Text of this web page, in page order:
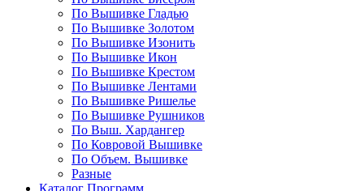
По Вышивке Гладью
По Вышивке Золотом
По Вышивке Изонить
По Вышивке Икон
По Вышивке Крестом
По Вышивке Лентами
По Вышивке Ришелье
По Вышивке Рушников
По Выш. Хардангер
По Ковровой Вышивке
По Объем. Вышивке
Разные
Каталог Программ